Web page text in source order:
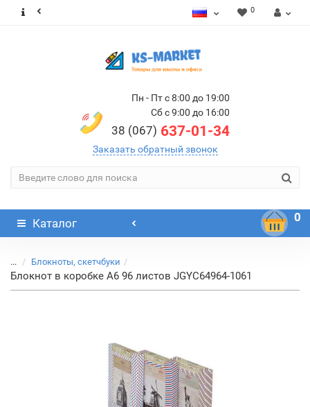
0
Пн - Пт с 8:00 до 19:00
Сб с 9:00 до 16:00
38 (067) 637-01-34
Заказать обратный звонок
Каталог 0
... Блокноты, скетчбуки
Блокнот в коробке А6 96 листов JGYC64964-1061